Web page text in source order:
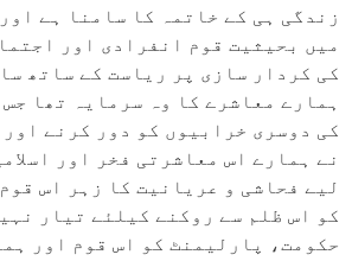
زندگی ہی کے خاتمہ کا سامنا ہے
میں بحیثیت قوم انفرادی اور
کی کردار سازی پر ریاست کے ساتھ
ہمارے معاشرے کا وہ سرمایہ تھا
کی دوسری خرابیوں کو دور کرنے
نے ہمارے اس معاشرتی فخر اور
لیے فحاشی و عریانیت کا زہر اس
کو اس ظلم سے روکنے کیلئے تیار
حکومت، پارلیمنٹ کو اس قوم اور